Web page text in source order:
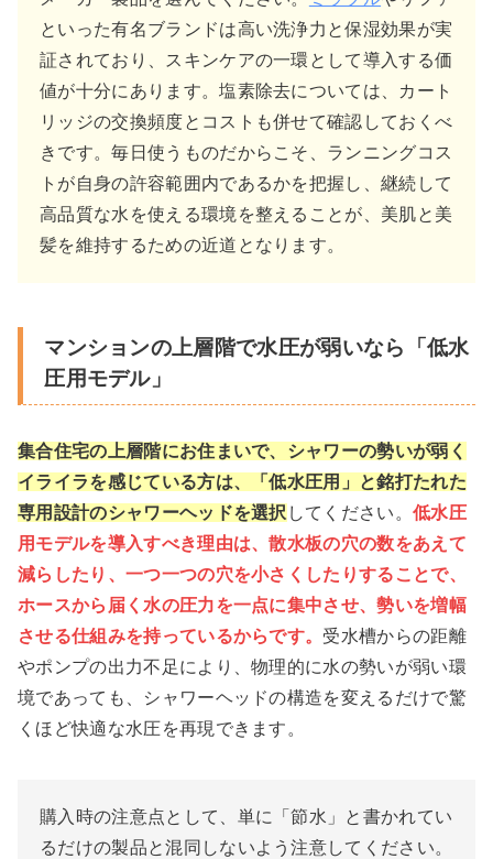
といった有名ブランドは高い洗浄力と保湿効果が実
証されており、スキンケアの一環として導入する価
値が十分にあります。塩素除去については、カート
リッジの交換頻度とコストも併せて確認しておくべ
きです。毎日使うものだからこそ、ランニングコス
トが自身の許容範囲内であるかを把握し、継続して
高品質な水を使える環境を整えることが、美肌と美
髪を維持するための近道となります。
マンションの上層階で水圧が弱いなら「低水
圧用モデル」
集合住宅の上層階にお住まいで、シャワーの勢いが弱く
イライラを感じている方は、「低水圧用」と銘打たれた
専用設計のシャワーヘッドを選択 してください。低水圧
用モデルを導入すべき理由は、散水板の穴の数をあえて
減らしたり、一つ一つの穴を小さくしたりすることで、
ホースから届く水の圧力を一点に集中させ、勢いを増幅
させる仕組みを持っているからです。 受水槽からの距離
やポンプの出力不足により、物理的に水の勢いが弱い環
境であっても、シャワーヘッドの構造を変えるだけで驚
くほど快適な水圧を再現できます。
購入時の注意点として、単に「節水」と書かれてい
るだけの製品と混同しないよう注意してください。